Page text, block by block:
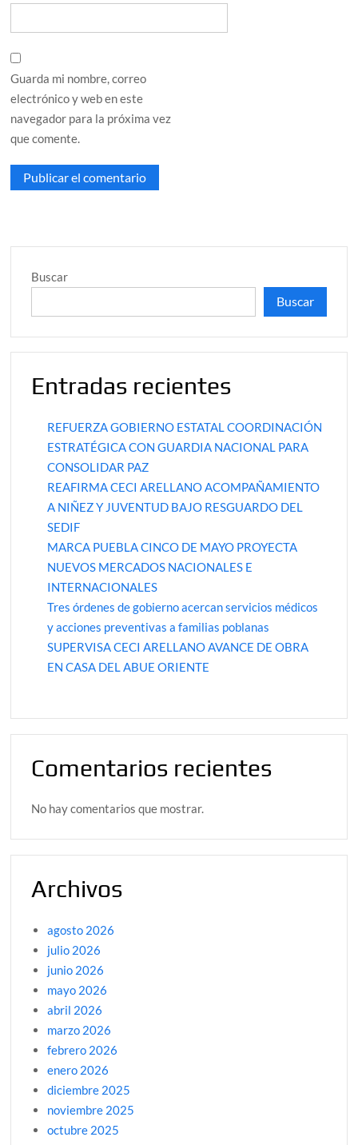
Guarda mi nombre, correo
electrónico y web en este
navegador para la próxima vez
que comente.
Buscar
Buscar
Entradas recientes
REFUERZA GOBIERNO ESTATAL COORDINACIÓN
ESTRATÉGICA CON GUARDIA NACIONAL PARA
CONSOLIDAR PAZ
REAFIRMA CECI ARELLANO ACOMPAÑAMIENTO
A NIÑEZ Y JUVENTUD BAJO RESGUARDO DEL
SEDIF
MARCA PUEBLA CINCO DE MAYO PROYECTA
NUEVOS MERCADOS NACIONALES E
INTERNACIONALES
Tres órdenes de gobierno acercan servicios médicos
y acciones preventivas a familias poblanas
SUPERVISA CECI ARELLANO AVANCE DE OBRA
EN CASA DEL ABUE ORIENTE
Comentarios recientes
No hay comentarios que mostrar.
Archivos
agosto 2026
julio 2026
junio 2026
mayo 2026
abril 2026
marzo 2026
febrero 2026
enero 2026
diciembre 2025
noviembre 2025
octubre 2025